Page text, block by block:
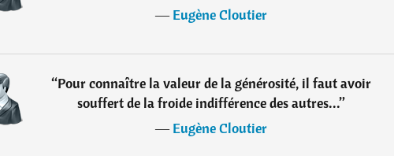
―Eugène Cloutier
“Pour connaître la valeur de la générosité, il faut avoir
souffert de la froide indifférence des autres...”
―Eugène Cloutier